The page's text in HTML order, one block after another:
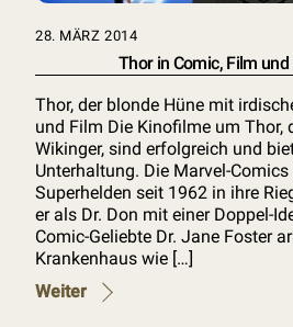
28. MÄRZ 2014
Thor in Comic, Film
Thor, der blonde Hüne mit
und Film Die Kinofilme um Thor,
Wikinger, sind erfolgreich und
Unterhaltung. Die Marvel-Comics
Superhelden seit 1962 in ihre
er als Dr. Don mit einer Doppel-
Comic-Geliebte Dr. Jane Foster
Krankenhaus wie […]
Weiter